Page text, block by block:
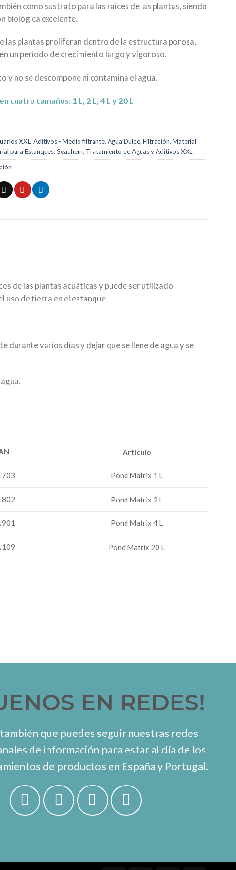
como sustrato para las raíces de las plantas, siendo
biológica excelente.
las plantas proliferan dentro de la estructura porosa,
un período de crecimiento largo y vigoroso.
y no se descompone ni contamina el agua.
cuatro tamaños: 1 L, 2 L, 4 L y 20 L
XXL, Aditivos - Medio filtrante, Agua Dulce, Filtración, Material
para Estanques, Seachem, Tratamiento de Aguas y Aditivos XXL
de las plantas acuáticas y puede ser utilizado
uso de tierra en el estanque.
durante varios días y dejar que se llene de agua y se
Artículo
Pond Matrix 1 L
Pond Matrix 2 L
Pond Matrix 4 L
Pond Matrix 20 L
EN REDES!
que puedes seguir nuestras redes
de información para estar al día de los
de productos en España y Portugal.